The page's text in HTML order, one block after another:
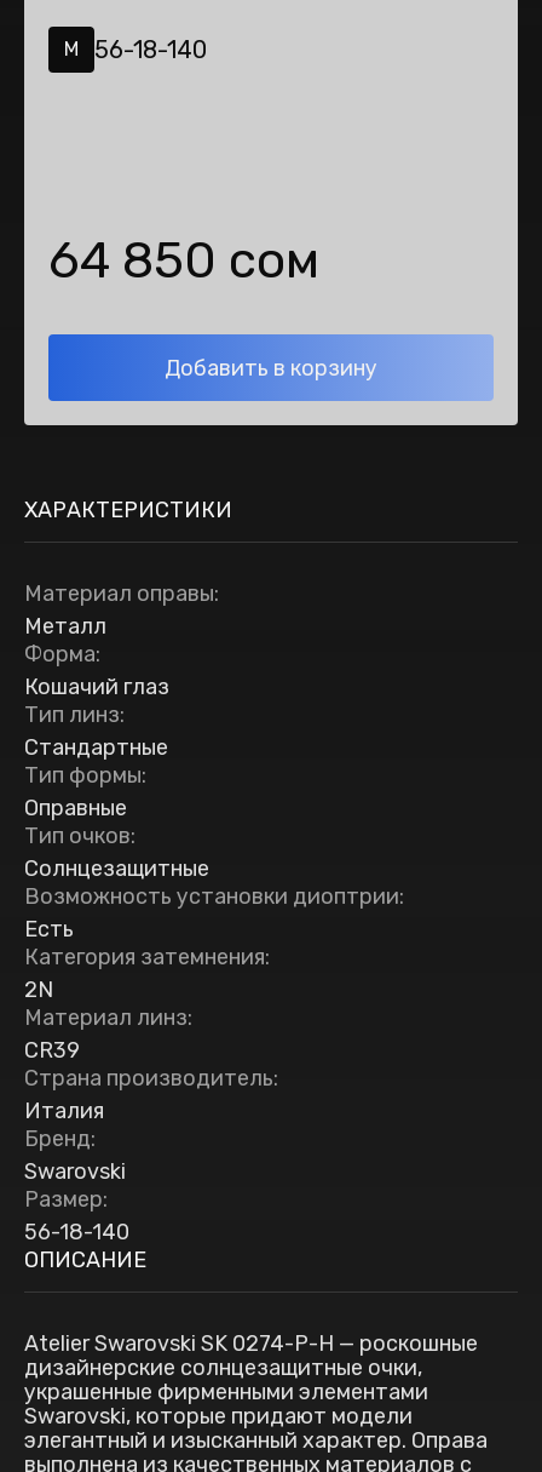
M 56-18-140
64 850 сом
Добавить в корзину
ХАРАКТЕРИСТИКИ
Материал оправы:
Металл
Форма:
Кошачий глаз
Тип линз:
Стандартные
Тип формы:
Оправные
Тип очков:
Солнцезащитные
Возможность установки диоптрии:
Есть
Категория затемнения:
2N
Материал линз:
CR39
Страна производитель:
Италия
Бренд:
Swarovski
Размер:
56-18-140
ОПИСАНИЕ
Atelier Swarovski SK 0274-P-H — роскошные
дизайнерские солнцезащитные очки,
украшенные фирменными элементами
Swarovski, которые придают модели
элегантный и изысканный характер. Оправа
выполнена из качественных материалов с